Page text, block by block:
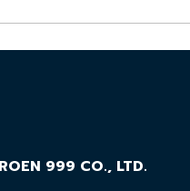
999 CO., LTD.